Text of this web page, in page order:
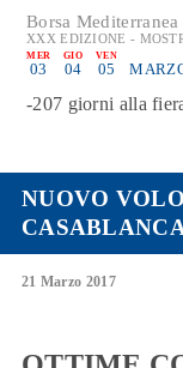
Borsa
XXX EDIZIONE -
MER
03
GIO
04
VEN
05
-207 giorni alla
NUOVO
21 Marzo 2017